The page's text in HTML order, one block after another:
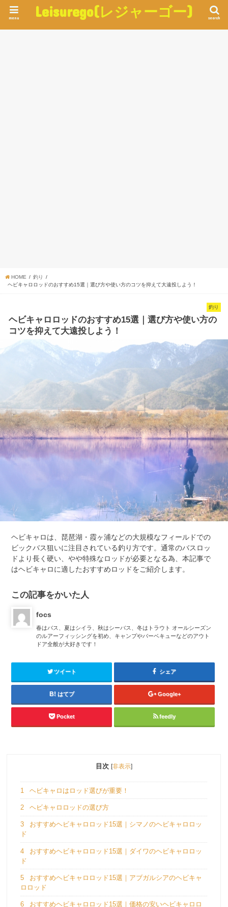
Leisurego(レジャーゴー) search
menu
HOME
釣り
ヘビキャロロッドのおすすめ15選｜選び方や使い方のコツを抑えて大遠投しよう！
釣り
ヘビキャロロッドのおすすめ15選｜選び方や使い方の
コツを抑えて大遠投しよう！
ヘビキャロは、琵琶湖・霞ヶ浦などの大規模なフィールドでの
ビックバス狙いに注目されている釣り方です。通常のバスロッ
ドより長く硬い、やや特殊なロッドが必要となる為、本記事で
はヘビキャロに適したおすすめロッドをご紹介します。
この記事をかいた人
focs
春はバス、夏はシイラ、秋はシーバス、冬はトラウト オールシーズン
のルアーフィッシングを初め、キャンプやバーベキューなどのアウト
ドア全般が大好きです！
ツイート シェア
はてブ Google+
Pocket feedly
目次 [非表示]
1 ヘビキャロはロッド選びが重要！
2 ヘビキャロロッドの選び方
3
おすすめヘビキャロロッド15選｜シマノのヘビキャロロッ
ド
4
おすすめヘビキャロロッド15選｜ダイワのヘビキャロロッ
ド
5
おすすめヘビキャロロッド15選｜アブガルシアのヘビキャ
ロロッド
6
おすすめヘビキャロロッド15選｜価格の安いヘビキャロロ